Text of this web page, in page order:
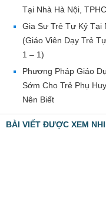
Tại Nhà Hà Nội,
Gia Sư Trẻ Tự Kỷ Tại
(Giáo Viên Dạy Trẻ
1 – 1)
Phương Pháp Giáo
Sớm Cho Trẻ Phụ
Nên Biết
BÀI VIẾT ĐƯỢC XEM